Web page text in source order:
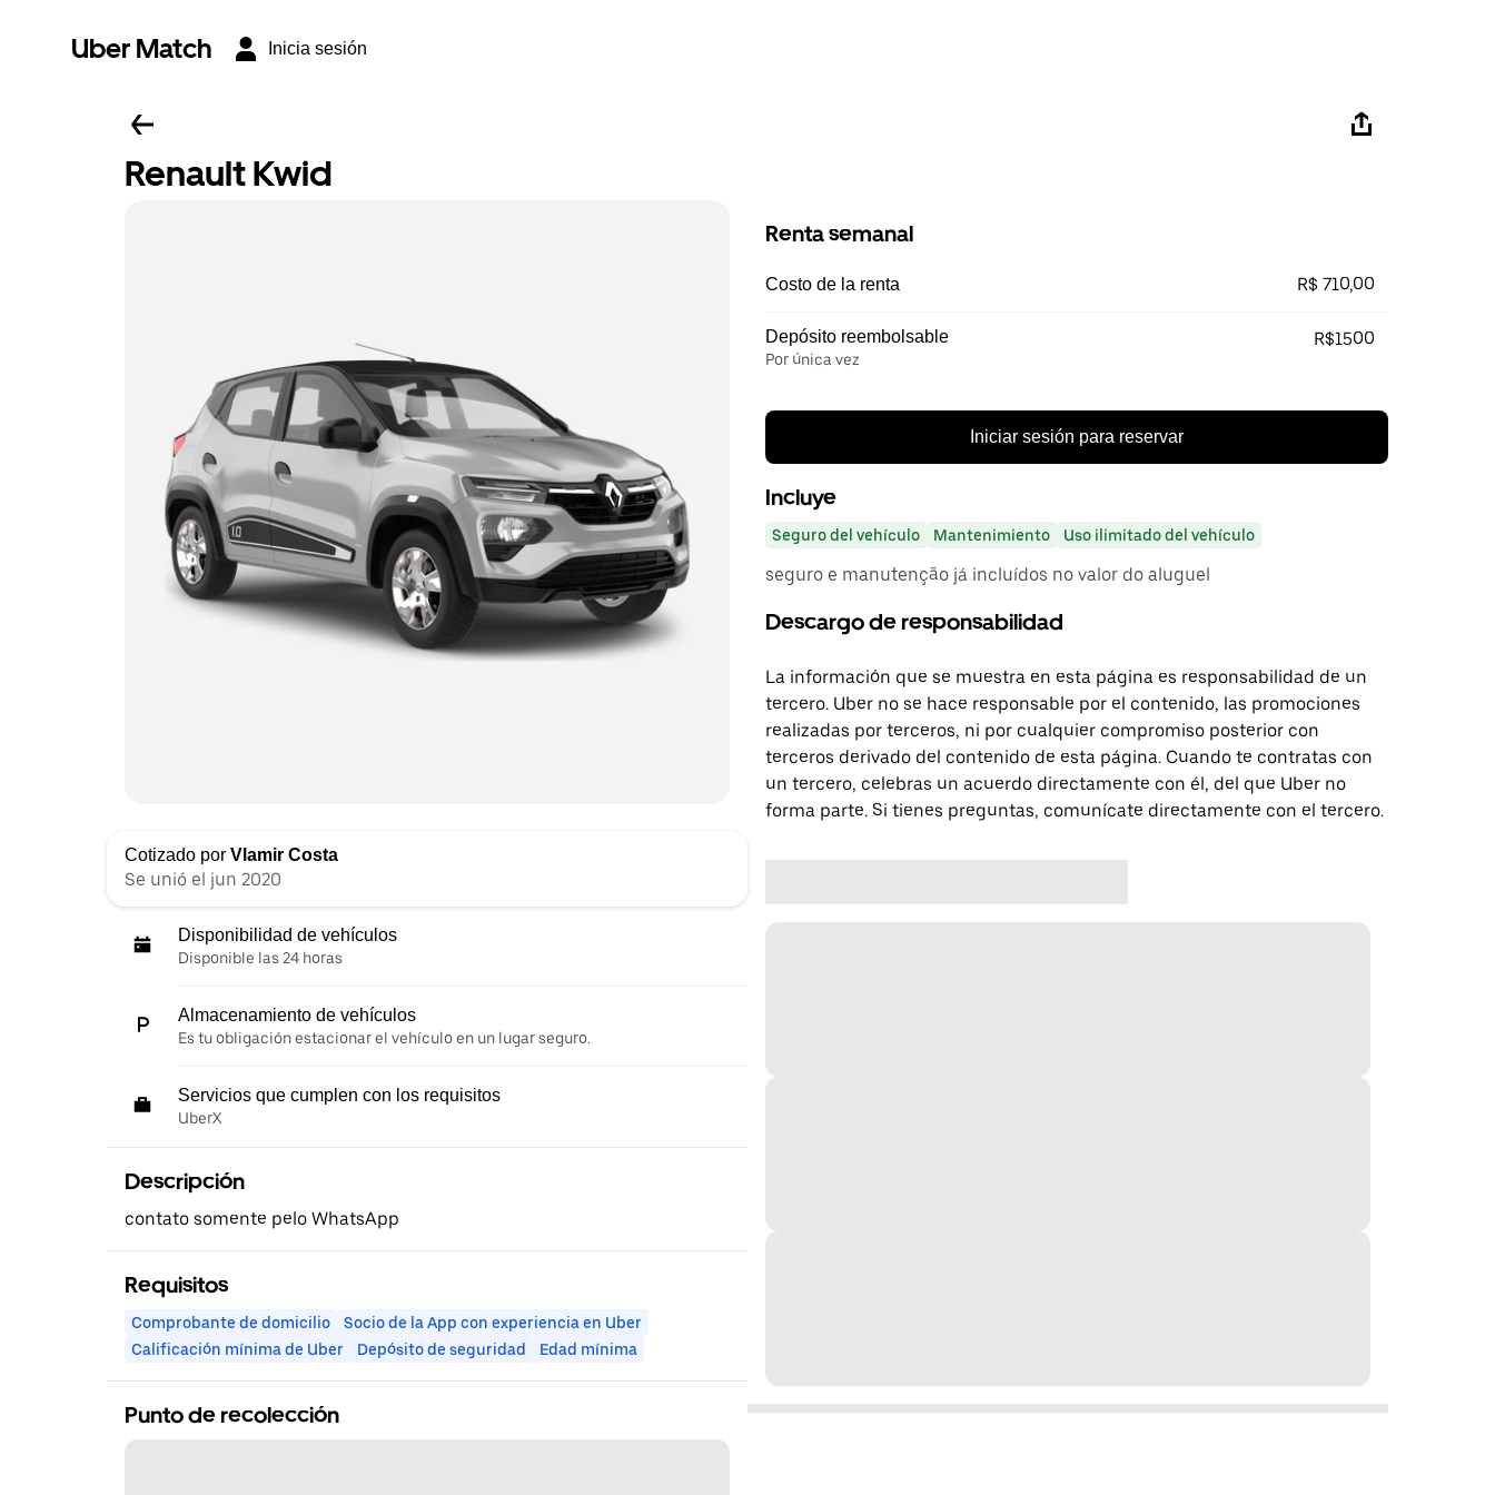
Uber Match Inicia sesión
Renault Kwid
Cotizado por Vlamir Costa
Se unió el jun 2020
Disponibilidad de vehículos
Disponible las 24 horas
Almacenamiento de vehículos
Es tu obligación estacionar el vehículo en un lugar seguro.
Servicios que cumplen con los requisitos
UberX
Descripción
contato somente pelo WhatsApp
Requisitos
Comprobante de domicilio
Socio de la App con experiencia en Uber
Calificación mínima de Uber
Depósito de seguridad Edad mínima
Punto de recolección
Renta semanal
Costo de la renta R$ 710,00
Depósito reembolsable
Por única vez
R$1500
Iniciar sesión para reservar
Incluye
Seguro del vehículo Mantenimiento Uso ilimitado del vehículo
seguro e manutenção já incluídos no valor do aluguel
Descargo de responsabilidad
La información que se muestra en esta página es responsabilidad de un
tercero. Uber no se hace responsable por el contenido, las promociones
realizadas por terceros, ni por cualquier compromiso posterior con
terceros derivado del contenido de esta página. Cuando te contratas con
un tercero, celebras un acuerdo directamente con él, del que Uber no
forma parte. Si tienes preguntas, comunícate directamente con el tercero.